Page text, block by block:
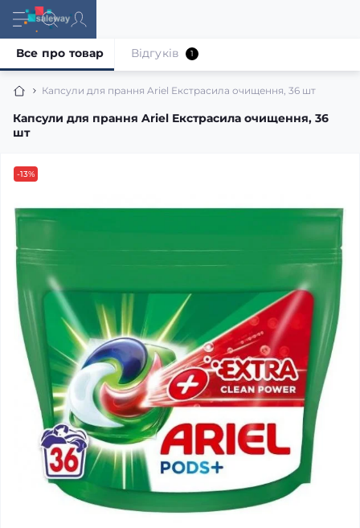
Капсули для прання Ariel Екстрасила очищення, 36 шт
Капсули для прання Ariel Екстрасила очищення, 36
шт
Все про товар Відгуків 1
-13%